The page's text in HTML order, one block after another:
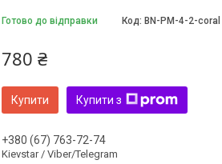
Готово до відправки Код: BN-PM-4-2-coral
780 ₴
Купити Купити з
+380 (67) 763-72-74
Kievstar / Viber/Telegram